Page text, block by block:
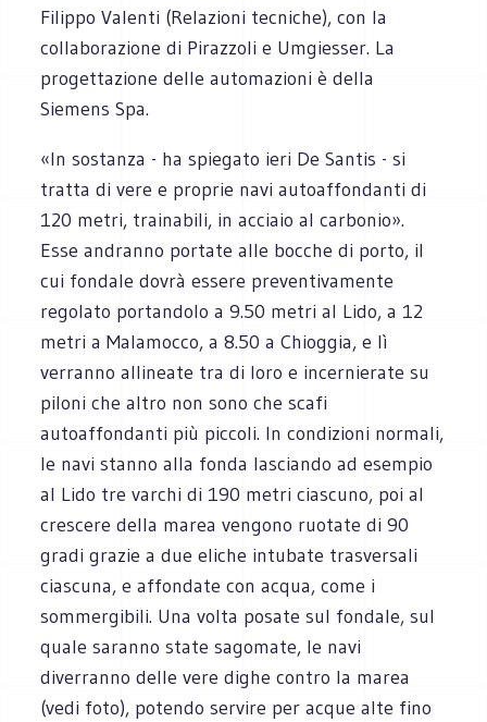
Filippo Valenti (Relazioni tecniche), con la
collaborazione di Pirazzoli e Umgiesser. La
progettazione delle automazioni è della
Siemens Spa.
«In sostanza - ha spiegato ieri De Santis - si
tratta di vere e proprie navi autoaffondanti di
120 metri, trainabili, in acciaio al carbonio».
Esse andranno portate alle bocche di porto, il
cui fondale dovrà essere preventivamente
regolato portandolo a 9.50 metri al Lido, a 12
metri a Malamocco, a 8.50 a Chioggia, e lì
verranno allineate tra di loro e incernierate su
piloni che altro non sono che scafi
autoaffondanti più piccoli. In condizioni normali,
le navi stanno alla fonda lasciando ad esempio
al Lido tre varchi di 190 metri ciascuno, poi al
crescere della marea vengono ruotate di 90
gradi grazie a due eliche intubate trasversali
ciascuna, e affondate con acqua, come i
sommergibili. Una volta posate sul fondale, sul
quale saranno state sagomate, le navi
diverranno delle vere dighe contro la marea
(vedi foto), potendo servire per acque alte fino